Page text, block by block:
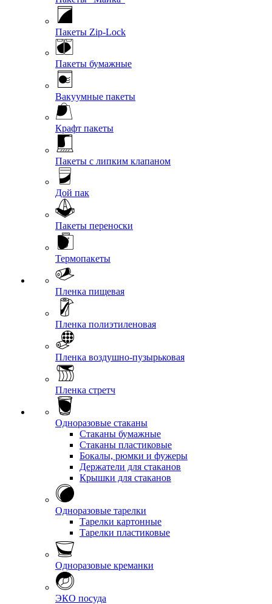
Пакеты Zip-Lock
Пакеты бумажные
Вакуумные пакеты
Крафт пакеты
Пакеты с липким клапаном
Дой пак
Пакеты переноски
Термопакеты
Пленка пищевая
Пленка полиэтиленовая
Пленка воздушно-пузырьковая
Пленка стретч
Одноразовые стаканы
Стаканы бумажные
Стаканы пластиковые
Бокалы, рюмки и фужеры
Держатели для стаканов
Крышки для стаканов
Одноразовые тарелки
Тарелки картонные
Тарелки пластиковые
Одноразовые креманки
ЭКО посуда